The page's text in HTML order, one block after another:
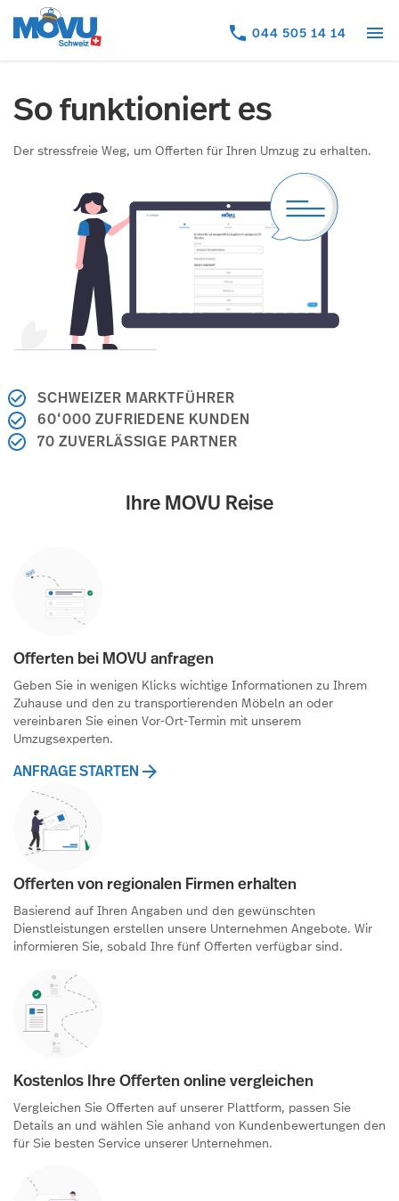
044 505 14 14 menu
So funktioniert es
Der stressfreie Weg, um Offerten für Ihren Umzug zu erhalten.
SCHWEIZER MARKTFÜHRER
60‘000 ZUFRIEDENE KUNDEN
70 ZUVERLÄSSIGE PARTNER
Ihre MOVU Reise
Offerten bei MOVU anfragen
Geben Sie in wenigen Klicks wichtige Informationen zu Ihrem
Zuhause und den zu transportierenden Möbeln an oder
vereinbaren Sie einen Vor-Ort-Termin mit unserem
Umzugsexperten.
ANFRAGE STARTEN arrow_forward
Offerten von regionalen Firmen erhalten
Basierend auf Ihren Angaben und den gewünschten
Dienstleistungen erstellen unsere Unternehmen Angebote. Wir
informieren Sie, sobald Ihre fünf Offerten verfügbar sind.
Kostenlos Ihre Offerten online vergleichen
Vergleichen Sie Offerten auf unserer Plattform, passen Sie
Details an und wählen Sie anhand von Kundenbewertungen den
für Sie besten Service unserer Unternehmen.